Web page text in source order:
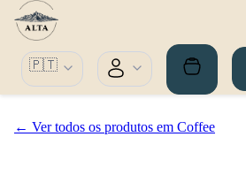
🇵🇹
← Ver todos os produtos em Coffee